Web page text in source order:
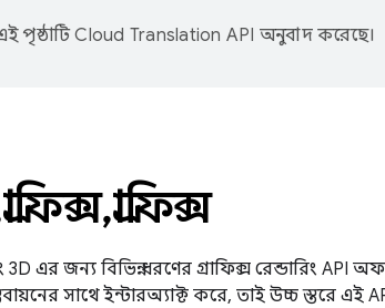
পৃষ্ঠাটিCloud Translation API অনুবাদ করেছে।
গ্রাফিক্স,গ্রাফিক্স
এর জন্য বিভিন্ন ধরণের গ্রাফিক্স রেন্ডারিং API
সাথে ইন্টারঅ্যাক্ট করে, তাই উচ্চ স্তরে